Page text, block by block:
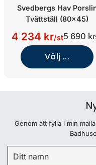
Svedbergs Hav
Tvättställ (80x45)
4 234 kr/st5 690 kr
Välj ...
Genom att fylla i min